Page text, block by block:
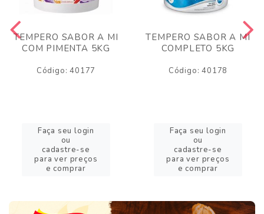
TEMPERO SABOR A MI
COM PIMENTA 5KG
Código: 40177
Faça seu login
ou
cadastre-se
para ver preços
e comprar
TEMPERO SABOR A MI
COMPLETO 5KG
Código: 40178
Faça seu login
ou
cadastre-se
para ver preços
e comprar